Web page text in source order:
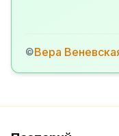
©Вера